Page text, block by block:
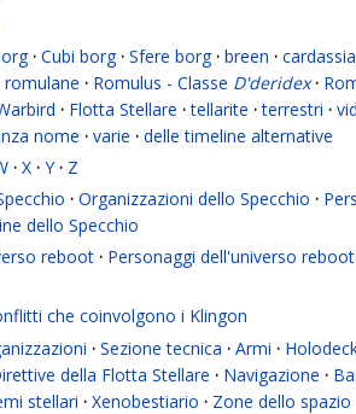
· Cubi borg · Sfere borg · breen ·
romulane · Romulus - Classe D'deridex ·
· Flotta Stellare · tellarite · terrestri ·
nome · varie · delle timeline alternative
· X · Y · Z
· Organizzazioni dello Specchio ·
dello Specchio
reboot · Personaggi dell'universo reboot
che coinvolgono i Klingon
· Sezione tecnica · Armi ·
della Flotta Stellare · Navigazione ·
stellari · Xenobestiario · Zone dello spazio